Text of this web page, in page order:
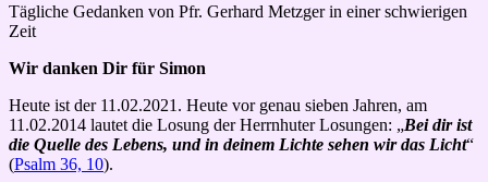
Tägliche Gedanken von Pfr. Gerhard Metzger in einer schwierigen
Zeit
Wir danken Dir für Simon
Heute ist der 11.02.2021. Heute vor genau sieben Jahren, am
11.02.2014 lautet die Losung der Herrnhuter Losungen: „Bei dir ist
die Quelle des Lebens, und in deinem Lichte sehen wir das Licht“
(Psalm 36, 10).